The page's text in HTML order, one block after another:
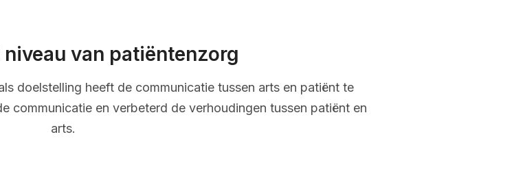
van patiëntenzorg
doelstelling heeft de communicatie tussen arts en patiënt te
communicatie en verbeterd de verhoudingen tussen patiënt en
arts.